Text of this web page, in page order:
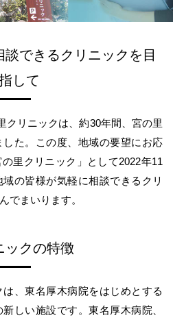
できるクリニックを目
して
クリニックは、約30年間、宮の里
た。この度、地域の要望にお応
里クリニック」として2022年11
の皆様が気軽に相談できるクリ
でまいります。
ックの特徴
、東名厚木病院をはじめとする
しい施設です。東名厚木病院、